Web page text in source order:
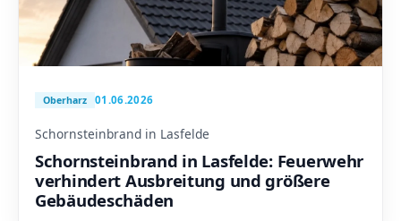
Oberharz 01.06.2026
Schornsteinbrand in Lasfelde
Schornsteinbrand in Lasfelde: Feuerwehr
verhindert Ausbreitung und größere
Gebäudeschäden